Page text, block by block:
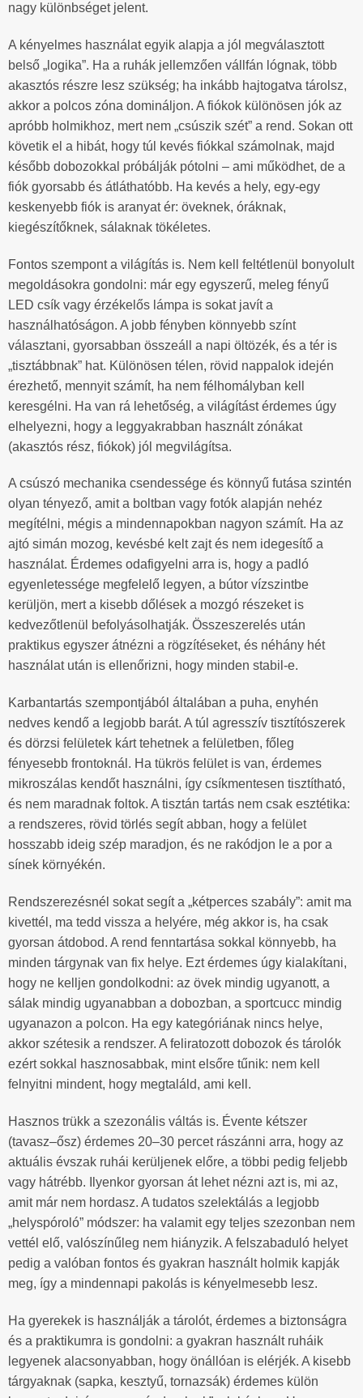
nagy különbséget jelent.
A kényelmes használat egyik alapja a jól megválasztott
belső „logika”. Ha a ruhák jellemzően vállfán lógnak, több
akasztós részre lesz szükség; ha inkább hajtogatva tárolsz,
akkor a polcos zóna domináljon. A fiókok különösen jók az
apróbb holmikhoz, mert nem „csúszik szét” a rend. Sokan ott
követik el a hibát, hogy túl kevés fiókkal számolnak, majd
később dobozokkal próbálják pótolni – ami működhet, de a
fiók gyorsabb és átláthatóbb. Ha kevés a hely, egy-egy
keskenyebb fiók is aranyat ér: öveknek, óráknak,
kiegészítőknek, sálaknak tökéletes.
Fontos szempont a világítás is. Nem kell feltétlenül bonyolult
megoldásokra gondolni: már egy egyszerű, meleg fényű
LED csík vagy érzékelős lámpa is sokat javít a
használhatóságon. A jobb fényben könnyebb színt
választani, gyorsabban összeáll a napi öltözék, és a tér is
„tisztábbnak” hat. Különösen télen, rövid nappalok idején
érezhető, mennyit számít, ha nem félhomályban kell
keresgélni. Ha van rá lehetőség, a világítást érdemes úgy
elhelyezni, hogy a leggyakrabban használt zónákat
(akasztós rész, fiókok) jól megvilágítsa.
A csúszó mechanika csendessége és könnyű futása szintén
olyan tényező, amit a boltban vagy fotók alapján nehéz
megítélni, mégis a mindennapokban nagyon számít. Ha az
ajtó simán mozog, kevésbé kelt zajt és nem idegesítő a
használat. Érdemes odafigyelni arra is, hogy a padló
egyenletessége megfelelő legyen, a bútor vízszintbe
kerüljön, mert a kisebb dőlések a mozgó részeket is
kedvezőtlenül befolyásolhatják. Összeszerelés után
praktikus egyszer átnézni a rögzítéseket, és néhány hét
használat után is ellenőrizni, hogy minden stabil-e.
Karbantartás szempontjából általában a puha, enyhén
nedves kendő a legjobb barát. A túl agresszív tisztítószerek
és dörzsi felületek kárt tehetnek a felületben, főleg
fényesebb frontoknál. Ha tükrös felület is van, érdemes
mikroszálas kendőt használni, így csíkmentesen tisztítható,
és nem maradnak foltok. A tisztán tartás nem csak esztétika:
a rendszeres, rövid törlés segít abban, hogy a felület
hosszabb ideig szép maradjon, és ne rakódjon le a por a
sínek környékén.
Rendszerezésnél sokat segít a „kétperces szabály”: amit ma
kivettél, ma tedd vissza a helyére, még akkor is, ha csak
gyorsan átdobod. A rend fenntartása sokkal könnyebb, ha
minden tárgynak van fix helye. Ezt érdemes úgy kialakítani,
hogy ne kelljen gondolkodni: az övek mindig ugyanott, a
sálak mindig ugyanabban a dobozban, a sportcucc mindig
ugyanazon a polcon. Ha egy kategóriának nincs helye,
akkor szétesik a rendszer. A feliratozott dobozok és tárolók
ezért sokkal hasznosabbak, mint elsőre tűnik: nem kell
felnyitni mindent, hogy megtaláld, ami kell.
Hasznos trükk a szezonális váltás is. Évente kétszer
(tavasz–ősz) érdemes 20–30 percet rászánni arra, hogy az
aktuális évszak ruhái kerüljenek előre, a többi pedig feljebb
vagy hátrébb. Ilyenkor gyorsan át lehet nézni azt is, mi az,
amit már nem hordasz. A tudatos szelektálás a legjobb
„helyspóroló” módszer: ha valamit egy teljes szezonban nem
vettél elő, valószínűleg nem hiányzik. A felszabaduló helyet
pedig a valóban fontos és gyakran használt holmik kapják
meg, így a mindennapi pakolás is kényelmesebb lesz.
Ha gyerekek is használják a tárolót, érdemes a biztonságra
és a praktikumra is gondolni: a gyakran használt ruháik
legyenek alacsonyabban, hogy önállóan is elérjék. A kisebb
tárgyaknak (sapka, kesztyű, tornazsák) érdemes külön